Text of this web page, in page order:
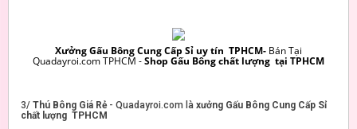
Xưởng Gấu Bông Cung Cấp Sỉ uy tín TPHCM- Bán Tại
Quadayroi.com TPHCM -Shop Gấu Bông chất lượng tại TPHCM
3/ Thú Bông Giá Rẻ- Quadayroi.com là xưởng Gấu Bông Cung Cấp Sỉ
chất lượng TPHCM